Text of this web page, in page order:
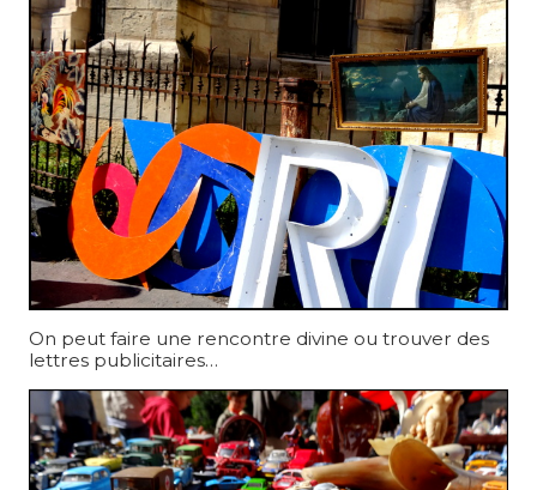
On peut faire une rencontre divine ou trouver des
lettres publicitaires…